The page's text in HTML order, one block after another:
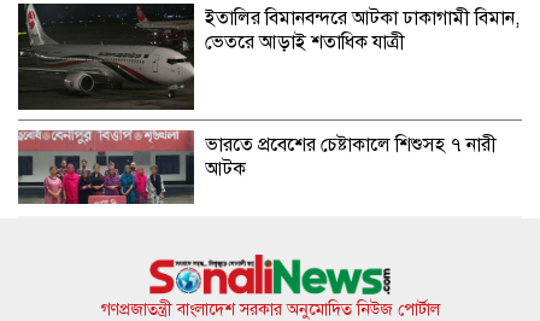
ইতালির বিমানবন্দরে আটকা ঢাকাগামী বিমান,
ভেতরে আড়াই শতাধিক যাত্রী
ভারতে প্রবেশের চেষ্টাকালে শিশুসহ ৭ নারী
আটক
কুপ্রস্তাবে রাজি না হওয়ায় তরুণীকে চুরির
অপবাদ, চুল কেটে নির্যাতন
গণপ্রজাতন্ত্রী বাংলাদেশ সরকার অনুমোদিত নিউজ পোর্টাল